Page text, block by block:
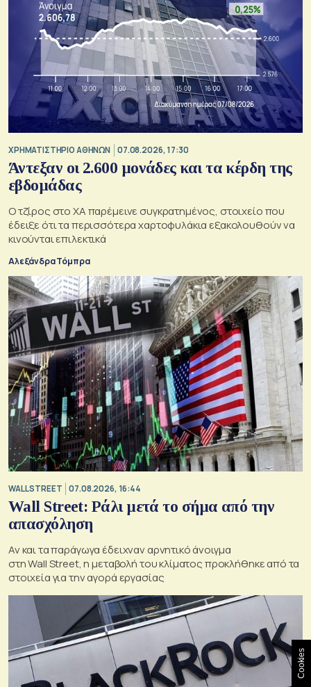
XΡΗΜΑΤΙΣΤΗΡΙΟ ΑΘΗΝΩΝ 07.08.2026, 17:30
Άντεξαν οι 2.600 μονάδες και τα κέρδη της
εβδομάδας
Ο τζίρος στο ΧΑ παρέμεινε συγκρατημένος, στοιχείο που
έδειξε ότι τα περισσότερα χαρτοφυλάκια εξακολουθούν να
κινούνται επιλεκτικά
Αλεξάνδρα Τόμπρα
WALL STREET 07.08.2026, 16:44
Wall Street: Ράλι μετά το σήμα από την
απασχόληση
Αν και τα παράγωγα έδειχναν αρνητικό άνοιγμα
στη Wall Street, η μεταβολή του κλίματος προκλήθηκε από τα
στοιχεία για την αγορά εργασίας
Cookies